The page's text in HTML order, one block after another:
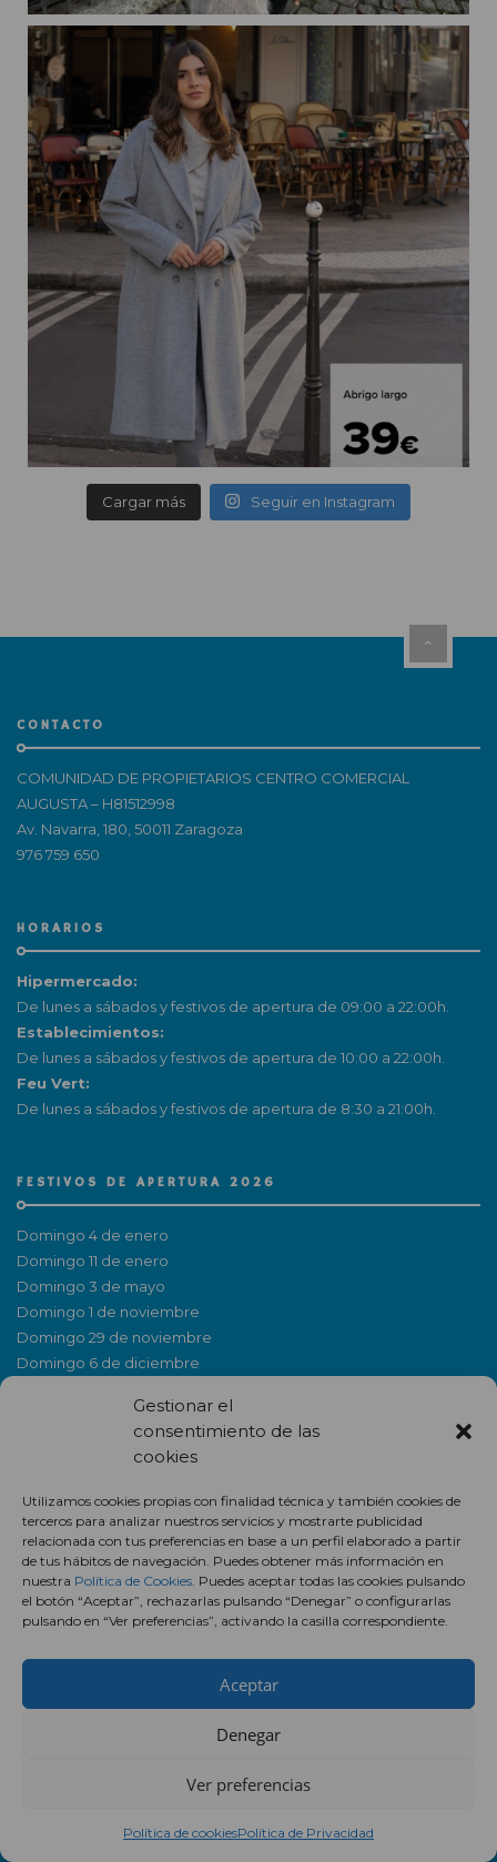
Gestionar el
consentimiento de las
cookies
Utilizamos cookies propias con finalidad técnica y también cookies de
terceros para analizar nuestros servicios y mostrarte publicidad
relacionada con tus preferencias en base a un perfil elaborado a partir
de tus hábitos de navegación. Puedes obtener más información en
nuestra Política de Cookies. Puedes aceptar todas las cookies pulsando
el botón “Aceptar”, rechazarlas pulsando “Denegar” o configurarlas
pulsando en “Ver preferencias”, activando la casilla correspondiente.
Aceptar
Denegar
Ver preferencias
Política de cookiesPolítica de Privacidad
Cargar más Seguir en Instagram
CONTACTO
COMUNIDAD DE PROPIETARIOS CENTRO COMERCIAL
AUGUSTA – H81512998
Av. Navarra, 180, 50011 Zaragoza
976 759 650
HORARIOS
Hipermercado:
De lunes a sábados y festivos de apertura de 09:00 a 22:00h.
Establecimientos:
De lunes a sábados y festivos de apertura de 10:00 a 22:00h.
Feu Vert:
De lunes a sábados y festivos de apertura de 8:30 a 21:00h.
FESTIVOS DE APERTURA 2026
Domingo 4 de enero
Domingo 11 de enero
Domingo 3 de mayo
Domingo 1 de noviembre
Domingo 29 de noviembre
Domingo 6 de diciembre
Domingo 13 de diciembre
Domingo 20 de diciembre
Domingo 27 de diciembre